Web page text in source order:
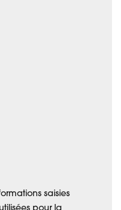
saisies